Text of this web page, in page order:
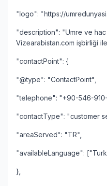
"logo": "https://
"description": "Umre ve
Vizearabistan.com işbirliği
"contactPoint": {
"@type": "ContactPoint",
"telephone": "+90-546-
"contactType": "customer
"areaServed": "TR",
"availableLanguage":
},